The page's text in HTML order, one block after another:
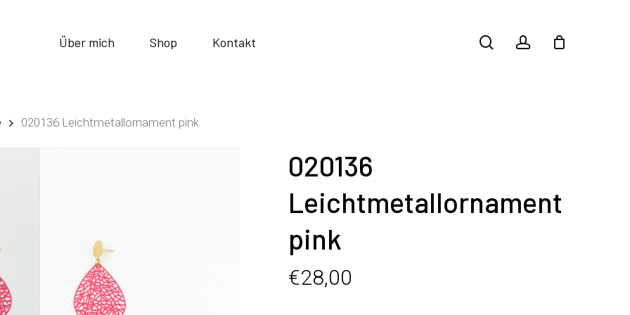
Über mich Shop Kontakt searchaccount
020136 Leichtmetallornament pink
020136
Leichtmetallornament
pink
€28,00